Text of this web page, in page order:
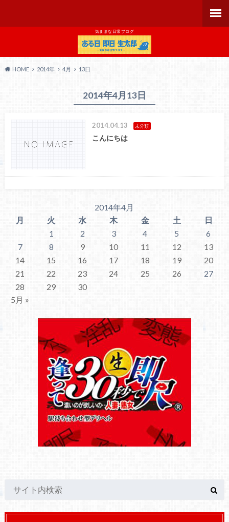
気ままな日常ブログ
HOME 2014年 4月 13日
2014年4月13日
2014.04.13 未分類
こんにちは
2014年4月
月
火 水 木 金 土
日
1
2 3 4 5
6
7
8 9 10 11 12
13
14
15 16 17 18 19
20
21
22 23 24 25 26
27
28
29
30
5月 »